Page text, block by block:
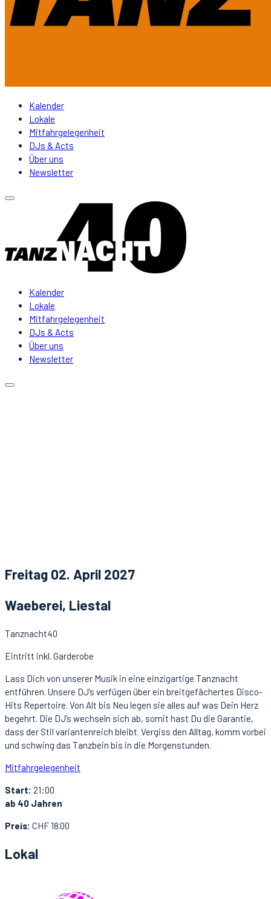
Kalender
Lokale
Mitfahrgelegenheit
DJs & Acts
Über uns
Newsletter
Kalender
Lokale
Mitfahrgelegenheit
DJs & Acts
Über uns
Newsletter
Freitag 02. April 2027
Waeberei, Liestal
Tanznacht40
Eintritt inkl. Garderobe
Lass Dich von unserer Musik in eine einzigartige Tanznacht
entführen. Unsere DJ’s verfügen über ein breitgefächertes Disco-
Hits Repertoire. Von Alt bis Neu legen sie alles auf was Dein Herz
begehrt. Die DJ’s wechseln sich ab, somit hast Du die Garantie,
dass der Stil variantenreich bleibt. Vergiss den Alltag, komm vorbei
und schwing das Tanzbein bis in die Morgenstunden.
Mitfahrgelegenheit
Start: 21:00
ab 40 Jahren
Preis: CHF 18.00
Lokal